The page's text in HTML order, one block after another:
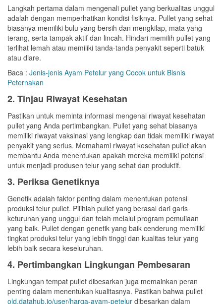
Langkah pertama dalam mengenali pullet yang berkualitas unggul
adalah dengan memperhatikan kondisi fisiknya. Pullet yang sehat
biasanya memiliki bulu yang bersih dan mengkilap, mata yang
terang, serta tampak aktif dan lincah. Hindari memilih pullet yang
terlihat lemah atau memiliki tanda-tanda penyakit seperti batuk
atau diare.
Baca : Jenis-jenis Ayam Petelur yang Cocok untuk Bisnis
Peternakan
2. Tinjau Riwayat Kesehatan
Pastikan untuk meminta informasi mengenai riwayat kesehatan
pullet yang Anda pertimbangkan. Pullet yang sehat biasanya
memiliki riwayat vaksinasi yang lengkap dan tidak memiliki riwayat
penyakit yang serius. Memahami riwayat kesehatan pullet akan
membantu Anda menentukan apakah mereka memiliki potensi
untuk menjadi produsen telur yang sehat dan produktif.
3. Periksa Genetiknya
Genetik adalah faktor penting dalam menentukan potensi
produksi telur pullet. Pilihlah pullet yang berasal dari garis
keturunan yang unggul dan telah melalui program pemuliaan
yang baik. Pullet dengan genetik yang baik cenderung memiliki
tingkat produksi telur yang lebih tinggi dan kualitas telur yang
lebih baik secara keseluruhan.
4. Pertimbangkan Lingkungan Pembesaran
Lingkungan tempat pullet dibesarkan juga memainkan peran
penting dalam menentukan kualitasnya. Pastikan bahwa pullet
old.datahub.io/user/harga-ayam-petelur dibesarkan dalam